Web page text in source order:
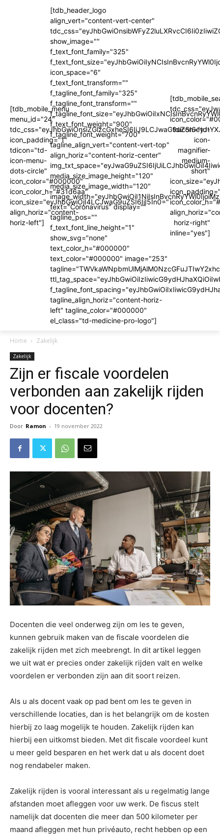
[tdb_mobile_menu
menu_id="24"
icon_padding="1"
tdicon="td-
icon-menu-
dots-circle"
icon_color="#000000"
icon_color_h="#31d6aa"
icon_size="eyJhbGwiOjI4LCJwaG9uZSI6IjI5In0="
align_horiz="content-
horiz-left"]
[tdb_header_logo
align_vert="content-vert-center"
show_image=""
f_text_font_family="325"
icon_space="6"
f_text_font_transform=""
f_tagline_font_family="325"
f_tagline_font_transform=""
f_text_font_weight="900"
f_tagline_font_weight="700"
tagline_align_vert="content-vert-top"
align_horiz="content-horiz-center"
media_size_image_height="120"
media_size_image_width="120"
text="Coronavirus" display=""
tagline_pos=""
f_text_font_line_height="1"
show_svg="none"
text_color_h="#000000"
text_color="#000000" image="253"
tagline_align_horiz="content-horiz-
left" tagline_color="#000000"
el_class="td-medicine-pro-logo"]
tdicon="td-
icon-
magnifier-
medium-
short"
horiz-right"
inline="yes"]
Home Zakelijk
Zakelijk
Zijn er fiscale voordelen
verbonden aan zakelijk rijden
voor docenten?
Door Ramon - 19 november 2022
Docenten die veel onderweg zijn om les te geven,
kunnen gebruik maken van de fiscale voordelen die
zakelijk rijden met zich meebrengt. In dit artikel leggen
we uit wat er precies onder zakelijk rijden valt en welke
voordelen er verbonden zijn aan dit soort reizen.
Als u als docent vaak op pad bent om les te geven in
verschillende locaties, dan is het belangrijk om de kosten
hierbij zo laag mogelijk te houden. Zakelijk rijden kan
hierbij een uitkomst bieden. Met dit fiscale voordeel kunt
u meer geld besparen en het werk dat u als docent doet
nog rendabeler maken.
Zakelijk rijden is vooral interessant als u regelmatig lange
afstanden moet afleggen voor uw werk. De fiscus stelt
namelijk dat docenten die meer dan 500 kilometer per
maand afleggen met hun privéauto, recht hebben op een